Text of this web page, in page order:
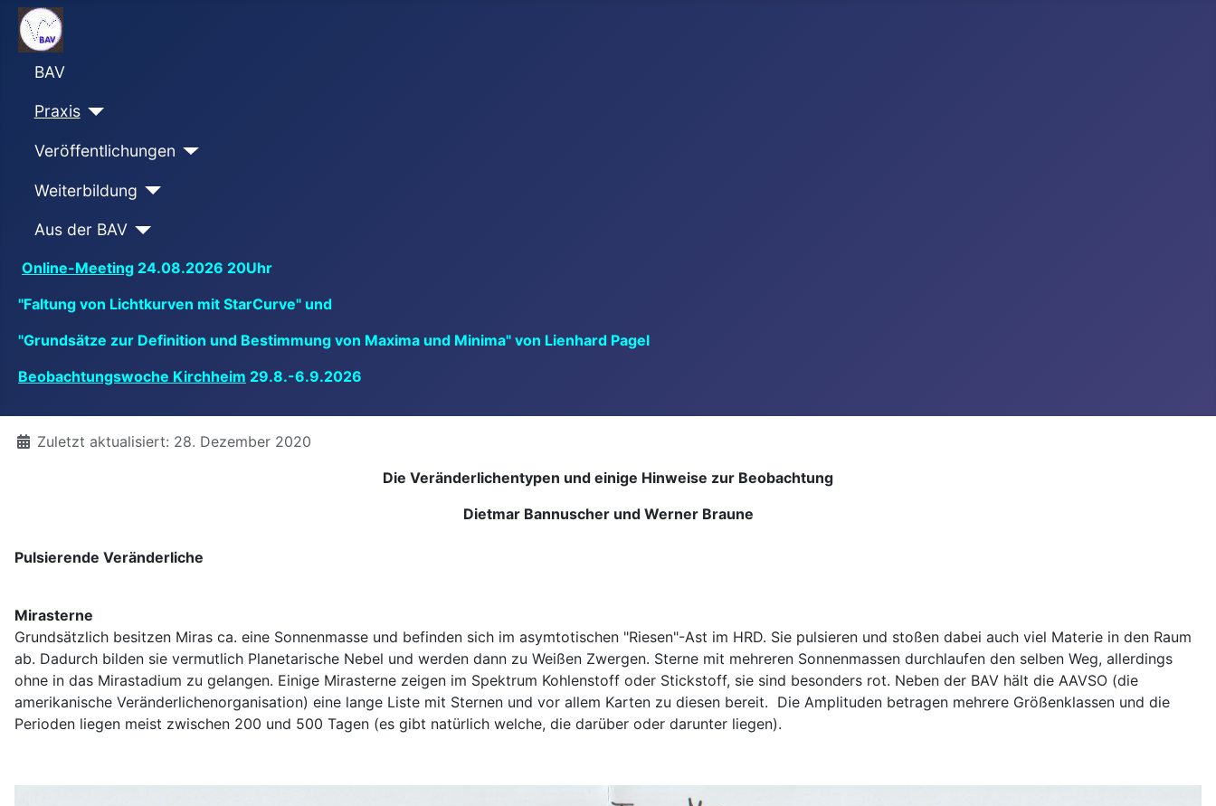
BAV
Praxis
Veröffentlichungen
Weiterbildung
Aus der BAV
Online-Meeting 24.08.2026 20Uhr
"Faltung von Lichtkurven mit StarCurve" und
"Grundsätze zur Definition und Bestimmung von Maxima und Minima" von Lienhard Pagel
Beobachtungswoche Kirchheim 29.8.-6.9.2026
DetailsZuletzt aktualisiert: 28. Dezember 2020
Die Veränderlichentypen und einige Hinweise zur Beobachtung
Dietmar Bannuscher und Werner Braune
Pulsierende Veränderliche
Mirasterne
Grundsätzlich besitzen Miras ca. eine Sonnenmasse und befinden sich im asymtotischen "Riesen"-Ast im HRD. Sie pulsieren und stoßen dabei auch viel Materie in den Raum
ab. Dadurch bilden sie vermutlich Planetarische Nebel und werden dann zu Weißen Zwergen. Sterne mit mehreren Sonnenmassen durchlaufen den selben Weg, allerdings
ohne in das Mirastadium zu gelangen. Einige Mirasterne zeigen im Spektrum Kohlenstoff oder Stickstoff, sie sind besonders rot. Neben der BAV hält die AAVSO (die
amerikanische Veränderlichenorganisation) eine lange Liste mit Sternen und vor allem Karten zu diesen bereit. Die Amplituden betragen mehrere Größenklassen und die
Perioden liegen meist zwischen 200 und 500 Tagen (es gibt natürlich welche, die darüber oder darunter liegen).